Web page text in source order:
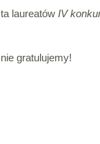
laureatów IV
gratulujemy!